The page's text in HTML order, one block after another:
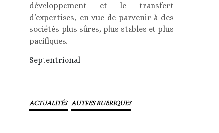
développement et le transfert
d’expertises, en vue de parvenir à des
sociétés plus sûres, plus stables et plus
pacifiques.
Septentrional
ACTUALITÉS AUTRES RUBRIQUES